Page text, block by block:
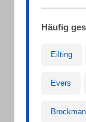
Häufig
Eilting
Evers